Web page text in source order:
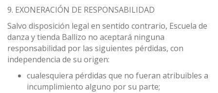
9. EXONERACIÓN DE RESPONSABILIDAD
Salvo disposición legal en sentido contrario, Escuela de
danza y tienda Ballizo no aceptará ninguna
responsabilidad por las siguientes pérdidas, con
independencia de su origen:
cualesquiera pérdidas que no fueran atribuibles a
incumplimiento alguno por su parte;